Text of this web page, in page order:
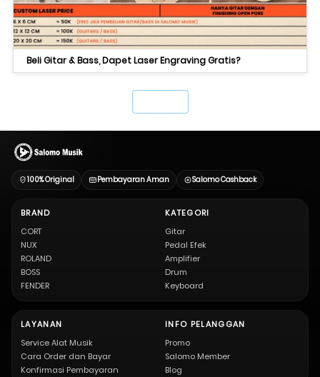
Beli Gitar & Bass, Dapet Laser Engraving Gratis?
100% Original Pembayaran Aman Salomo Cashback
BRAND
CORT
NUX
ROLAND
BOSS
FENDER
KATEGORI
Gitar
Pedal Efek
Amplifier
Drum
Keyboard
LAYANAN
Service Alat Musik
Cara Order dan Bayar
Konfirmasi Pembayaran
INFO PELANGGAN
Promo
Salomo Member
Blog